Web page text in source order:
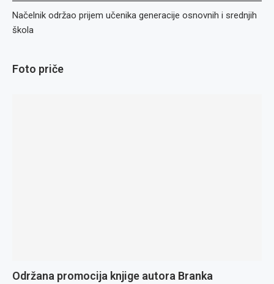
Načelnik održao prijem učenika generacije osnovnih i srednjih
škola
Foto priče
Održana promocija knjige autora Branka